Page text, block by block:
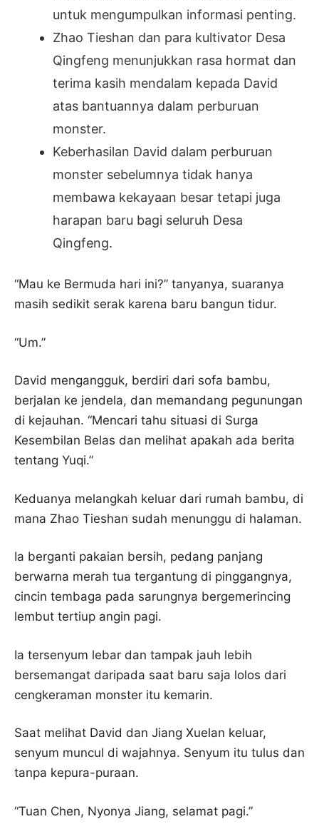
untuk mengumpulkan informasi penting.
Zhao Tieshan dan para kultivator Desa
Qingfeng menunjukkan rasa hormat dan
terima kasih mendalam kepada David
atas bantuannya dalam perburuan
monster.
Keberhasilan David dalam perburuan
monster sebelumnya tidak hanya
membawa kekayaan besar tetapi juga
harapan baru bagi seluruh Desa
Qingfeng.
“Mau ke Bermuda hari ini?” tanyanya, suaranya
masih sedikit serak karena baru bangun tidur.
“Um.”
David mengangguk, berdiri dari sofa bambu,
berjalan ke jendela, dan memandang pegunungan
di kejauhan. “Mencari tahu situasi di Surga
Kesembilan Belas dan melihat apakah ada berita
tentang Yuqi.”
Keduanya melangkah keluar dari rumah bambu, di
mana Zhao Tieshan sudah menunggu di halaman.
Ia berganti pakaian bersih, pedang panjang
berwarna merah tua tergantung di pinggangnya,
cincin tembaga pada sarungnya bergemerincing
lembut tertiup angin pagi.
Ia tersenyum lebar dan tampak jauh lebih
bersemangat daripada saat baru saja lolos dari
cengkeraman monster itu kemarin.
Saat melihat David dan Jiang Xuelan keluar,
senyum muncul di wajahnya. Senyum itu tulus dan
tanpa kepura-puraan.
“Tuan Chen, Nyonya Jiang, selamat pagi.”